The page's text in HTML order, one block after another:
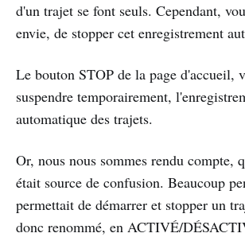
d'un trajet se font seuls. Cependant,
envie, de stopper cet enregistrement
Le bouton STOP de la page d'accueil,
suspendre temporairement,
automatique des trajets.
Or, nous nous sommes rendu compte,
était source de confusion. Beaucoup
permettait de démarrer et stopper un
donc renommé, en ACTIVÉ/